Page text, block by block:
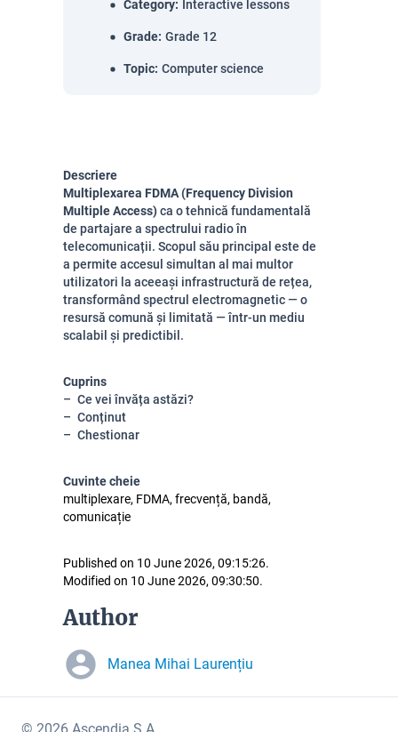
Category: Interactive lessons
Grade: Grade 12
Topic: Computer science
Descriere
Multiplexarea FDMA (Frequency Division
Multiple Access)ca o tehnică fundamentală
de partajare a spectrului radio în
telecomunicații. Scopul său principal este de
a permite accesul simultan al mai multor
utilizatori la aceeași infrastructură de rețea,
transformând spectrul electromagnetic — o
resursă comună și limitată — într-un mediu
scalabil și predictibil.
Cuprins
Ce vei învăța astăzi?
Conținut
Chestionar
Cuvinte cheie
multiplexare, FDMA, frecvență, bandă,
comunicație
Published on 10 June 2026, 09:15:26.
Modified on 10 June 2026, 09:30:50.
Author
Manea Mihai Laurențiu